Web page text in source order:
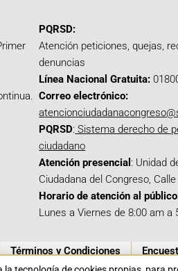
PQRSD:
Atención peticiones, quejas,
denuncias
Línea Nacional Gratuita:
Correo electrónico:
PQRSD: Sistema derecho de
ciudadano
Atención presencial : Unidad
Ciudadana del Congreso,
Horario de atención al
Lunes a Viernes de 8:00 am a
Términos y Condiciones